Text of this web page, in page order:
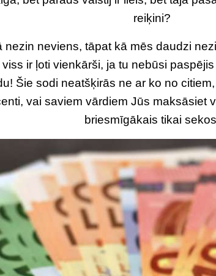
reiķini?
nezin neviens, tāpat kā mēs daudzi
ir ļoti vienkārši, ja tu nebūsi
Šie sodi neatšķirās ne ar ko no
vai saviem vārdiem Jūs maksāsiet
briesmīgākais tikai